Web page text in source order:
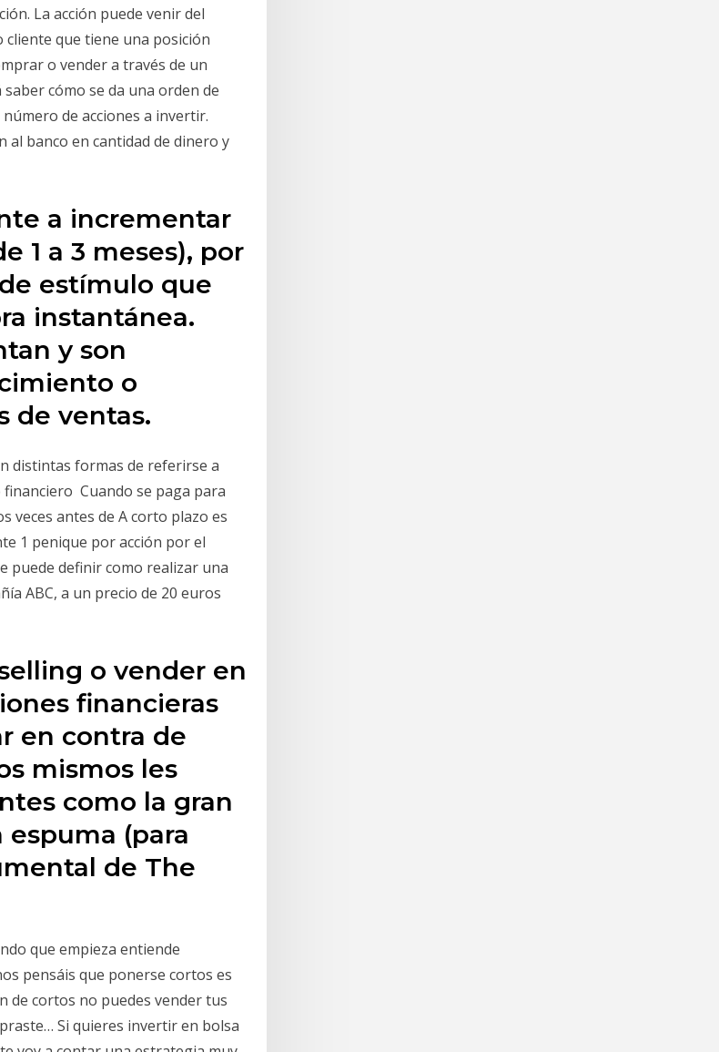
La acción puede venir del
que tiene una posición
o vender a través de un
cómo se da una orden de
de acciones a invertir.
banco en cantidad de dinero y
a incrementar
1 a 3 meses), por
estímulo que
instantánea.
y son
o
de ventas.
distintas formas de referirse a
Cuando se paga para
veces antes de A corto plazo es
1 penique por acción por el
puede definir como realizar una
ABC, a un precio de 20 euros
o vender en
financieras
en contra de
mismos les
como la gran
(para
de The
que empieza entiende
pensáis que ponerse cortos es
de cortos no puedes vender tus
Si quieres invertir en bolsa